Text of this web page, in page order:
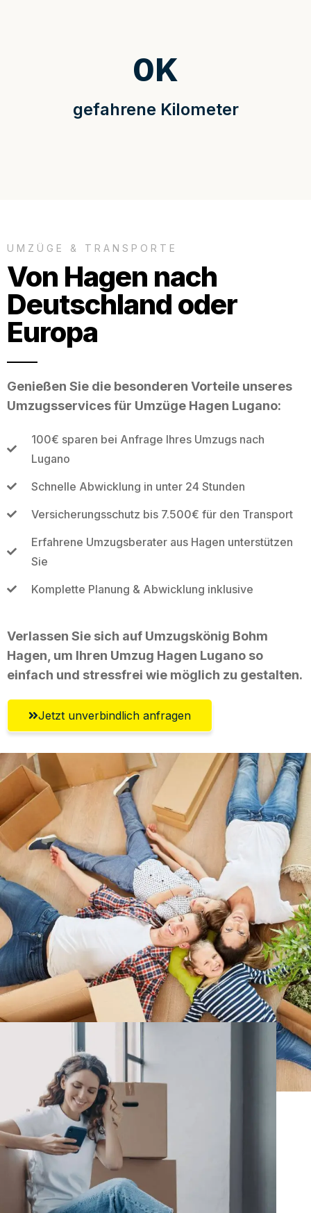
gefahrene Kilometer
0K
UMZÜGE & TRANSPORTE
Von Hagen nach
Deutschland oder
Europa
Genießen Sie die besonderen Vorteile unseres
Umzugsservices für Umzüge Hagen Lugano:
100€ sparen bei Anfrage Ihres Umzugs nach
Lugano
Schnelle Abwicklung in unter 24 Stunden
Versicherungsschutz bis 7.500€ für den Transport
Erfahrene Umzugsberater aus Hagen unterstützen
Sie
Komplette Planung & Abwicklung inklusive
Verlassen Sie sich auf Umzugskönig Bohm
Hagen, um Ihren Umzug Hagen Lugano so
einfach und stressfrei wie möglich zu gestalten.
Jetzt unverbindlich anfragen